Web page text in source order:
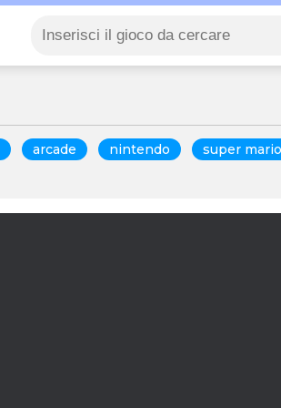
arcade nintendo super mario